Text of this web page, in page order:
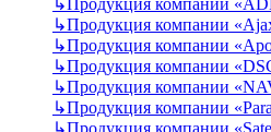
↳Продукция компании
↳Продукция компании
↳Продукция компании
↳Продукция компании
↳Продукция компании
↳Продукция компании
↳Продукция компании